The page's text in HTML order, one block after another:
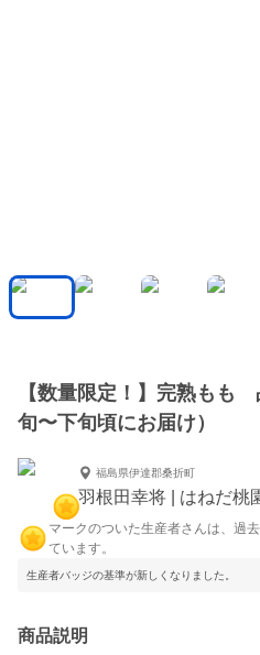
【数量限定！】完熟もも
旬〜下旬頃にお届け）
福島県伊達郡桑折町
羽根田幸将 | はねだ桃
マークのついた生産者さんは、過
ています。
生産者バッジの基準が新しくなりました。
商品説明